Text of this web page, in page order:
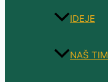
IDEJE
NAŠ TIM